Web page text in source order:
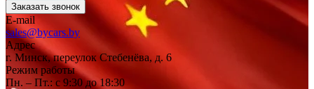
Заказать звонок
E-mail
sales@bycars.by
Адрес
г. Минск, переулок Стебенёва, д. 6
Режим работы
Пн. – Пт.: с 9:30 до 18:30